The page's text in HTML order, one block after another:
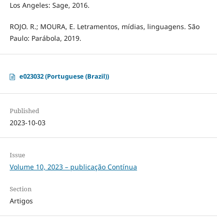
Los Angeles: Sage, 2016.
ROJO. R.; MOURA, E. Letramentos, mídias, linguagens. São
Paulo: Parábola, 2019.
e023032 (Portuguese (Brazil))
Published
2023-10-03
Issue
Volume 10, 2023 – publicação Contínua
Section
Artigos